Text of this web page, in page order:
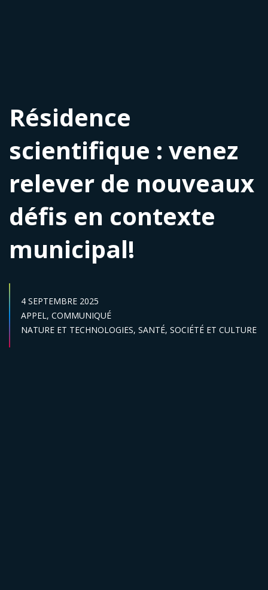
Résidence
scientifique : venez
relever de nouveaux
défis en contexte
municipal!
DATE DE PUBLICATION :
4 SEPTEMBRE 2025
Catégories :
APPEL, COMMUNIQUÉ
Secteur :
NATURE ET TECHNOLOGIES, SANTÉ, SOCIÉTÉ ET CULTURE